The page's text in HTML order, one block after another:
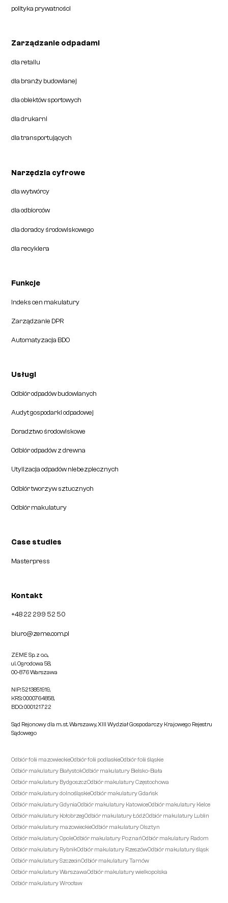
polityka prywatności
Zarządzanie odpadami
dla retailu
dla branży budowlanej
dla obiektów sportowych
dla drukarni
dla transportujących
Narzędzia cyfrowe
dla wytwórcy
dla odbiorców
dla doradcy środowiskowego
dla recyklera
Funkcje
Indeks cen makulatury
Zarządzanie DPR
Automatyzacja BDO
Usługi
Odbiór odpadów budowlanych
Audyt gospodarki odpadowej
Doradztwo środowiskowe
Odbiór odpadów z drewna
Utylizacja odpadów niebezpiecznych
Odbiór tworzyw sztucznych
Odbiór makulatury
Case studies
Masterpress
Kontakt
+48 22 299 52 50
biuro@zeme.com.pl
ZEME Sp. z o.o.,
ul. Ogrodowa 58,
00-876 Warszawa
NIP: 5213851919,
KRS: 0000764858,
BDO: 000121722
Sąd Rejonowy dla m. st. Warszawy, XIII Wydział Gospodarczy Krajowego Rejestru
Sądowego
Odbiór folii mazowieckieOdbiór folii podlaskieOdbiór folii śląskie
Odbiór makulatury BiałystokOdbiór makulatury Bielsko-Biała
Odbiór makulatury BydgoszczOdbiór makulatury Częstochowa
Odbiór makulatury dolnośląskieOdbiór makulatury Gdańsk
Odbiór makulatury GdyniaOdbiór makulatury KatowiceOdbiór makulatury Kielce
Odbiór makulatury KołobrzegOdbiór makulatury ŁódźOdbiór makulatury Lublin
Odbiór makulatury mazowieckieOdbiór makulatury Olsztyn
Odbiór makulatury OpoleOdbiór makulatury PoznańOdbiór makulatury Radom
Odbiór makulatury RybnikOdbiór makulatury RzeszówOdbiór makulatury śląsk
Odbiór makulatury SzczecinOdbiór makulatury Tarnów
Odbiór makulatury WarszawaOdbiór makulatury wielkopolska
Odbiór makulatury Wrocław